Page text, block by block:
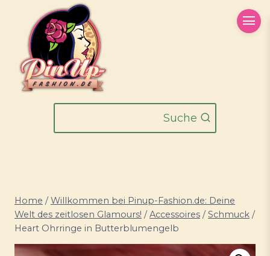
springen
Suche
Home / Willkommen bei Pinup-Fashion.de: Deine
Welt des zeitlosen Glamours! / Accessoires / Schmuck /
Heart Ohrringe in Butterblumengelb